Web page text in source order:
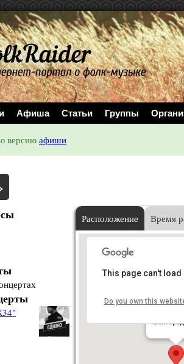
Афиша Статьи Группы
версию афиши
Расположение Время
студия
Белгород
This page can't
Do you own this